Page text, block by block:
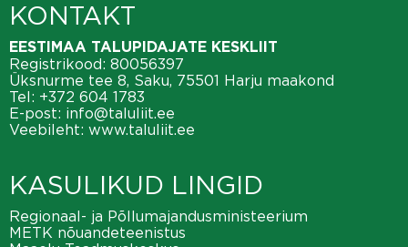
KONTAKT
EESTIMAA TALUPIDAJATE KESKLIIT
Registrikood: 80056397
Üksnurme tee 8, Saku, 75501 Harju maakond
Tel: +372 604 1783
E-post: info@taluliit.ee
Veebileht: www.taluliit.ee
KASULIKUD LINGID
Regionaal- ja Põllumajandusministeerium
METK nõuandeteenistus